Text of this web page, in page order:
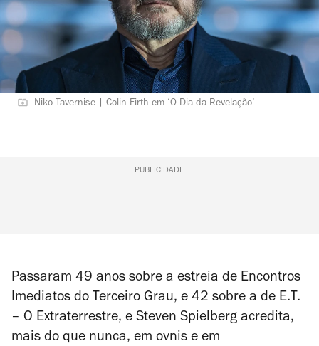
Niko Tavernise | Colin Firth em ‘O Dia da Revelação’
PUBLICIDADE
Passaram 49 anos sobre a estreia de Encontros
Imediatos do Terceiro Grau, e 42 sobre a de E.T.
– O Extraterrestre, e Steven Spielberg acredita,
mais do que nunca, em ovnis e em